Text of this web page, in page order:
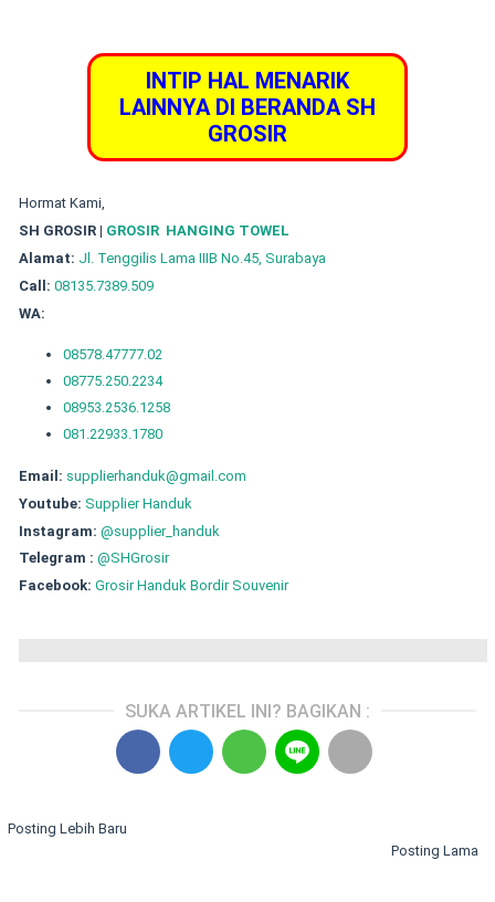
INTIP HAL MENARIK
LAINNYA DI BERANDA SH
GROSIR
Hormat Kami,
SH GROSIR | GROSIR HANGING TOWEL
Alamat: Jl. Tenggilis Lama IIIB No.45, Surabaya
Call: 08135.7389.509
WA:
08578.47777.02
08775.250.2234
08953.2536.1258
081.22933.1780
Email: supplierhanduk@gmail.com
Youtube: Supplier Handuk
Instagram: @supplier_handuk
Telegram : @SHGrosir
Facebook: Grosir Handuk Bordir Souvenir
SUKA ARTIKEL INI? BAGIKAN :
Posting Lebih Baru
Posting Lama